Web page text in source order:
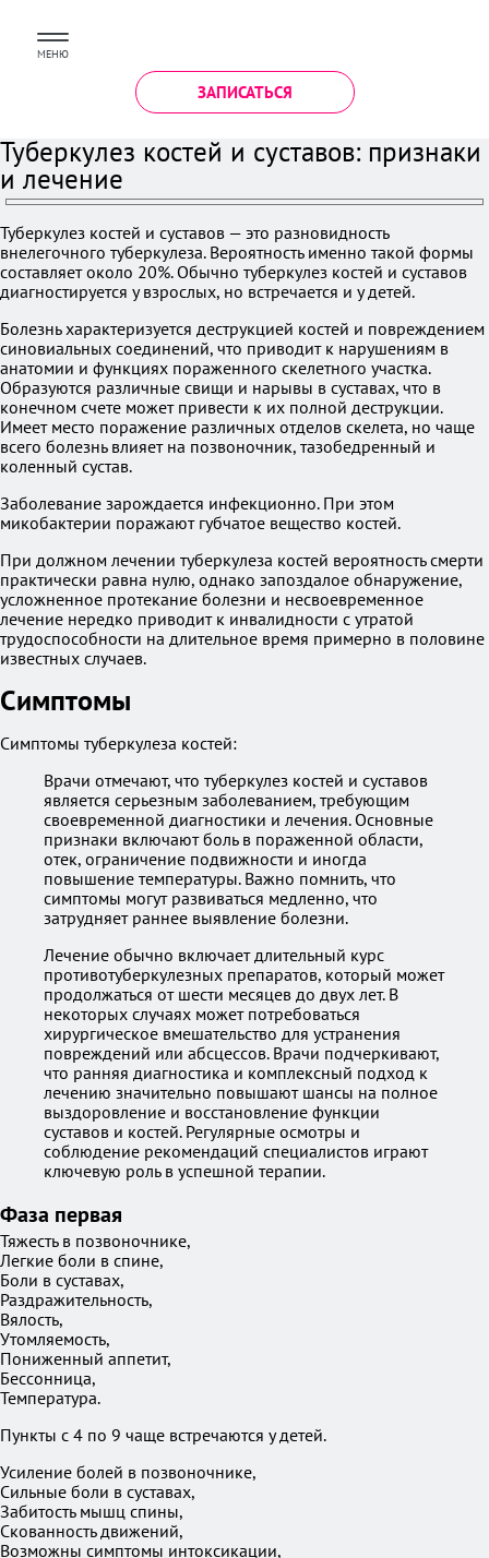
МЕНЮ
ЗАПИСАТЬСЯ
Туберкулез костей и суставов: признаки
и лечение
Туберкулез костей и суставов — это разновидность
внелегочного туберкулеза. Вероятность именно такой формы
составляет около 20%. Обычно туберкулез костей и суставов
диагностируется у взрослых, но встречается и у детей.
Болезнь характеризуется деструкцией костей и повреждением
синовиальных соединений, что приводит к нарушениям в
анатомии и функциях пораженного скелетного участка.
Образуются различные свищи и нарывы в суставах, что в
конечном счете может привести к их полной деструкции.
Имеет место поражение различных отделов скелета, но чаще
всего болезнь влияет на позвоночник, тазобедренный и
коленный сустав.
Заболевание зарождается инфекционно. При этом
микобактерии поражают губчатое вещество костей.
При должном лечении туберкулеза костей вероятность смерти
практически равна нулю, однако запоздалое обнаружение,
усложненное протекание болезни и несвоевременное
лечение нередко приводит к инвалидности с утратой
трудоспособности на длительное время примерно в половине
известных случаев.
Симптомы
Симптомы туберкулеза костей:
Врачи отмечают, что туберкулез костей и суставов
является серьезным заболеванием, требующим
своевременной диагностики и лечения. Основные
признаки включают боль в пораженной области,
отек, ограничение подвижности и иногда
повышение температуры. Важно помнить, что
симптомы могут развиваться медленно, что
затрудняет раннее выявление болезни.
Лечение обычно включает длительный курс
противотуберкулезных препаратов, который может
продолжаться от шести месяцев до двух лет. В
некоторых случаях может потребоваться
хирургическое вмешательство для устранения
повреждений или абсцессов. Врачи подчеркивают,
что ранняя диагностика и комплексный подход к
лечению значительно повышают шансы на полное
выздоровление и восстановление функции
суставов и костей. Регулярные осмотры и
соблюдение рекомендаций специалистов играют
ключевую роль в успешной терапии.
Фаза первая
Тяжесть в позвоночнике,
Легкие боли в спине,
Боли в суставах,
Раздражительность,
Вялость,
Утомляемость,
Пониженный аппетит,
Бессонница,
Температура.
Пункты с 4 по 9 чаще встречаются у детей.
Усиление болей в позвоночнике,
Сильные боли в суставах,
Забитость мышц спины,
Скованность движений,
Возможны симптомы интоксикации,